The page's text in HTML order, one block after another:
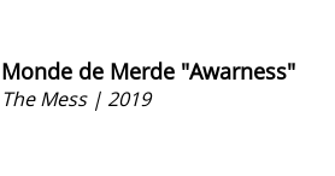
Monde de Merde "Awarness"
The Mess | 2019